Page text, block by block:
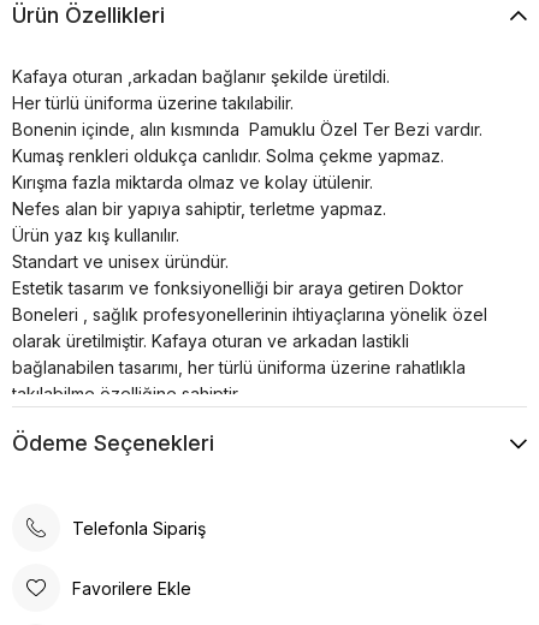
Ürün Özellikleri
Kafaya oturan ,arkadan bağlanır şekilde üretildi.
Her türlü üniforma üzerine takılabilir.
Bonenin içinde, alın kısmında Pamuklu Özel Ter Bezi vardır.
Kumaş renkleri oldukça canlıdır. Solma çekme yapmaz.
Kırışma fazla miktarda olmaz ve kolay ütülenir.
Nefes alan bir yapıya sahiptir, terletme yapmaz.
Ürün yaz kış kullanılır.
Standart ve unisex üründür.
Estetik tasarım ve fonksiyonelliği bir araya getiren Doktor
Boneleri , sağlık profesyonellerinin ihtiyaçlarına yönelik özel
olarak üretilmiştir. Kafaya oturan ve arkadan lastikli
bağlanabilen tasarımı, her türlü üniforma üzerine rahatlıkla
takılabilme özelliğine sahiptir.
konforlu bir deneyim sunar. Kumaş renkleri canlı ve
yapısı, terletme yapmaz ve yaz-kış kullanım için idealdir.
bulacaksınız. Sağlığınız için en iyisi!
Ödeme Seçenekleri
Telefonla Sipariş
Favorilere Ekle